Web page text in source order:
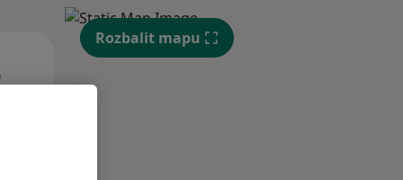
Čt Pá
Rozbalit mapu